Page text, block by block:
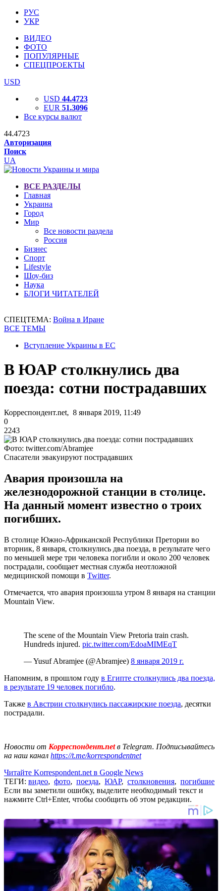
РУС
УКР
ВИДЕО
ФОТО
ПОПУЛЯРНЫЕ
СПЕЦПРОЕКТЫ
USD
USD 44.4723
EUR 51.3096
Все курсы валют
44.4723
Авторизация
Поиск
UA
ВСЕ РАЗДЕЛЫ
Главная
Украина
Город
Мир
Все новости раздела
Россия
Бизнес
Спорт
Lifestyle
Шоу-биз
Наука
БЛОГИ ЧИТАТЕЛЕЙ
СПЕЦТЕМА: Война в Иране
ВСЕ ТЕМЫ
Вступление Украины в ЕС
В ЮАР столкнулись два
поезда: сотни пострадавших
Корреспондент.net, 8 января 2019, 11:49
0
2243
Фото: twitter.com/Abramjee
Спасатели эвакуируют пострадавших
Авария произошла на
железнодорожной станции в столице.
На данный момент известно о троих
погибших.
В столице Южно-Африканской Республики Претории во
вторник, 8 января, столкнулись два поезда, в результате чего
по меньшей мере три человека погибли и около 200 человек
пострадали, сообщает местная служба неотложной
медицинской помощи в Twitter.
Отмечается, что авария произошла утром 8 января на станции
Mountain View.
The scene of the Mountain View Pretoria train crash.
Hundreds injured. pic.twitter.com/EdoaMIMEqT
— Yusuf Abramjee (@Abramjee) 8 января 2019 г.
Напомним, в прошлом году в Египте столкнулись два поезда,
в результате 19 человек погибло.
Также в Австрии столкнулись пассажирские поезда, десятки
пострадали.
Новости от Корреспондент.netв Telegram. Подписывайтесь
на наш канал https://t.me/korrespondentnet
Читайте Korrespondent.net в Google News
ТЕГИ: видео, фото, поезда, ЮАР, столкновения, погибшие
Если вы заметили ошибку, выделите необходимый текст и
нажмите Ctrl+Enter, чтобы сообщить об этом редакции.